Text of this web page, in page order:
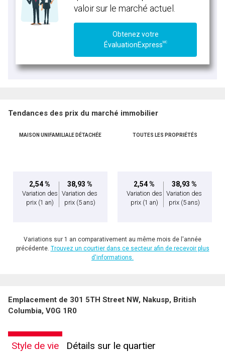
valoir sur le marché actuel.
Obtenez votre
ÉvaluationExpressMC
Tendances des prix du marché immobilier
MAISON UNIFAMILIALE DÉTACHÉE
2,54 %
Variation des
prix (1 an)
38,93 %
Variation des
prix (5 ans)
TOUTES LES PROPRIÉTÉS
2,54 %
Variation des
prix (1 an)
38,93 %
Variation des
prix (5 ans)
Variations sur 1 an comparativement au même mois de l'année
précédente. Trouvez un courtier dans ce secteur afin de recevoir plus
d'informations.
Emplacement de 301 5TH Street NW, Nakusp, British
Columbia, V0G 1R0
Style de vie Détails sur le quartier